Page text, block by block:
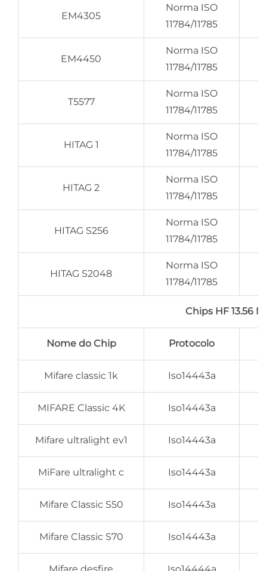
EM4305
Norma ISO
11784/11785
EM4450
Norma ISO
11784/11785
T5577
Norma ISO
11784/11785
HITAG 1
Norma ISO
11784/11785
HITAG 2
Norma ISO
11784/11785
HITAG S256
Norma ISO
11784/11785
HITAG S2048
Norma ISO
11784/11785
Chips HF 13.56
Nome do Chip Protocolo
Mifare classic 1k Iso14443a
MIFARE Classic 4K Iso14443a
Mifare ultralight ev1 Iso14443a
MiFare ultralight c Iso14443a
Mifare Classic S50 Iso14443a
Mifare Classic S70 Iso14443a